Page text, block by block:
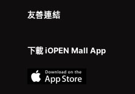
友善連結
下載 iOPEN Mall App